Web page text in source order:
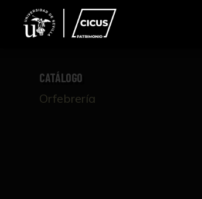
CATÁLOGO
Orfebrería